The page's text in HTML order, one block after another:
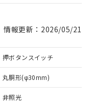
情報更新：2026/05/21
押ボタンスイッチ
丸胴形(φ30mm)
非照光